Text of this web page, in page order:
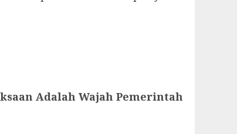
Adalah Wajah Pemerintah